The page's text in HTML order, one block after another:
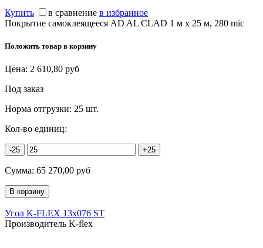
Купить в сравнение в избранное
Покрытие самоклеящееся AD AL CLAD 1 м х 25 м, 280 mic
Положить товар в корзину
Цена: 2 610,80 руб
Под заказ
Норма отгрузки: 25 шт.
Кол-во единиц:
-25 +25
Сумма: 65 270,00 руб
Угол K-FLEX 13x076 ST
Производитель K-flex